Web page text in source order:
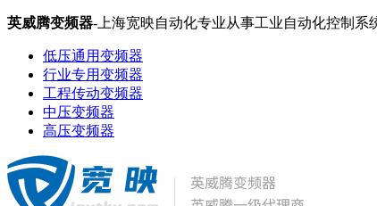
英威腾变频器-上海宽映自动化专业从事工业自动化控制系
低压通用变频器
行业专用变频器
工程传动变频器
中压变频器
高压变频器